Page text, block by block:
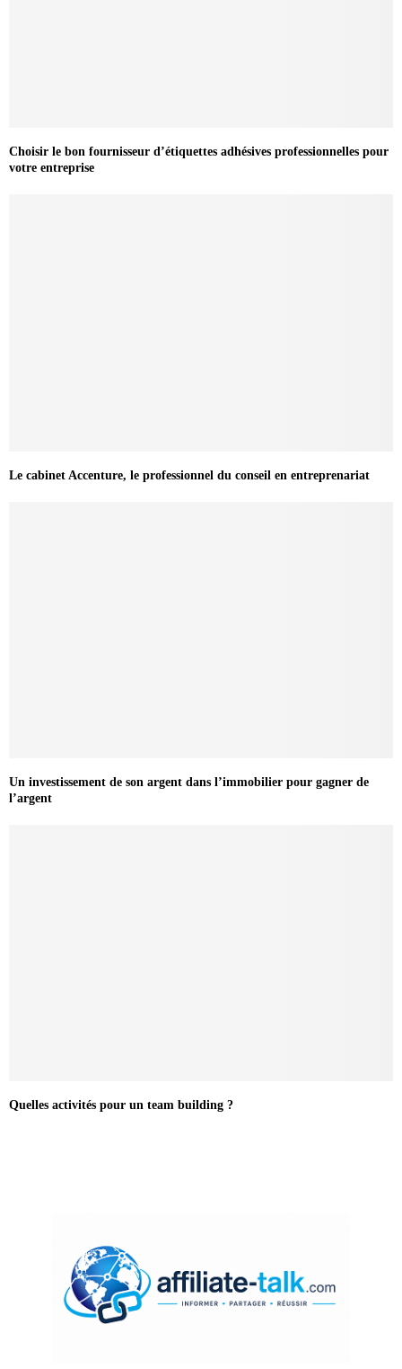
Choisir le bon fournisseur d’étiquettes adhésives professionnelles pour
votre entreprise
Le cabinet Accenture, le professionnel du conseil en entreprenariat
Un investissement de son argent dans l’immobilier pour gagner de
l’argent
Quelles activités pour un team building ?